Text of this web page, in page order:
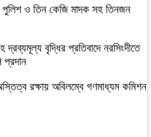
ও তিন কেজি মাদক সহ তিনজন
বৃদ্ধির প্রতিবাদে নরসিংদীতে
প্রদান
রক্ষায় অবিলম্বে গণমাধ্যম কমিশন